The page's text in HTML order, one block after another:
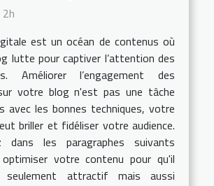
est un océan de contenus où
lutte pour captiver l’attention des
Améliorer l’engagement des
votre blog n'est pas une tâche
avec les bonnes techniques, votre
briller et fidéliser votre audience.
dans les paragraphes suivants
votre contenu pour qu'il
attractif mais aussi